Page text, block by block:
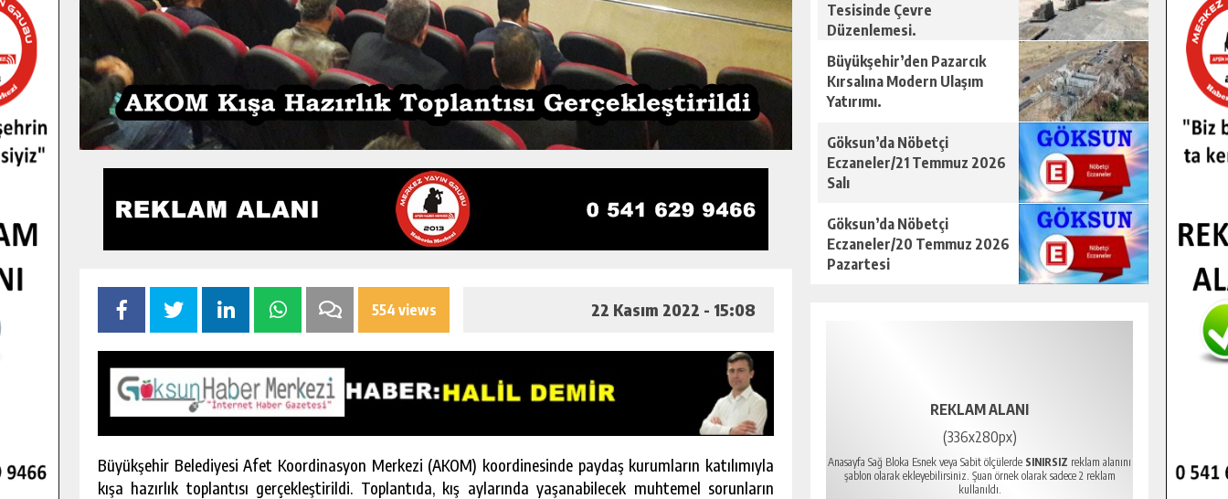
554 views 22 Kasım 2022 - 15:08
Büyükşehir Belediyesi Afet Koordinasyon Merkezi (AKOM) koordinesinde paydaş kurumların katılımıyla
kışa hazırlık toplantısı gerçekleştirildi. Toplantıda, kış aylarında yaşanabilecek muhtemel sorunların
Tesisinde Çevre
Düzenlemesi.
Büyükşehir’den Pazarcık
Kırsalına Modern Ulaşım
Yatırımı.
Göksun’da Nöbetçi
Eczaneler/21 Temmuz 2026
Salı
Göksun’da Nöbetçi
Eczaneler/20 Temmuz 2026
Pazartesi
REKLAM ALANI
(336x280px)
Anasayfa Sağ Bloka Esnek veya Sabit ölçülerde SINIRSIZ reklam alanını
şablon olarak ekleyebilirsiniz. Şuan örnek olarak sadece 2 reklam
kullanıldı.